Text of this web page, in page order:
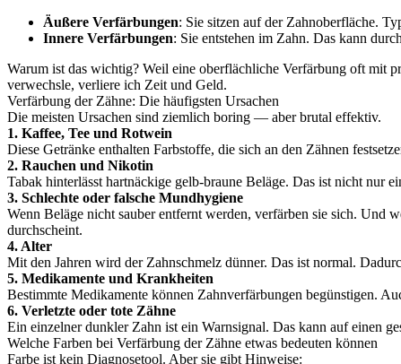
Äußere Verfärbungen: Sie sitzen auf der Zahnoberfläche.
Innere Verfärbungen: Sie entstehen im Zahn. Das kann
Warum ist das wichtig? Weil eine oberflächliche Verfärbung oft mit
verwechsle, verliere ich Zeit und Geld.
Verfärbung der Zähne: Die häufigsten Ursachen
Die meisten Ursachen sind ziemlich boring — aber brutal effektiv.
1. Kaffee, Tee und Rotwein
Diese Getränke enthalten Farbstoffe, die sich an den Zähnen
2. Rauchen und Nikotin
Tabak hinterlässt hartnäckige gelb-braune Beläge. Das ist nicht nur
3. Schlechte oder falsche Mundhygiene
Wenn Beläge nicht sauber entfernt werden, verfärben sie sich. Und
durchscheint.
4. Alter
Mit den Jahren wird der Zahnschmelz dünner. Das ist normal.
5. Medikamente und Krankheiten
Bestimmte Medikamente können Zahnverfärbungen begünstigen.
6. Verletzte oder tote Zähne
Ein einzelner dunkler Zahn ist ein Warnsignal. Das kann auf einen
Welche Farben bei Verfärbung der Zähne etwas bedeuten können
Farbe ist kein Diagnosetool. Aber sie gibt Hinweise: